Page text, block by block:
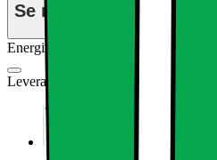
Se månedspris ved
Energimærkning
Leverandørens farve